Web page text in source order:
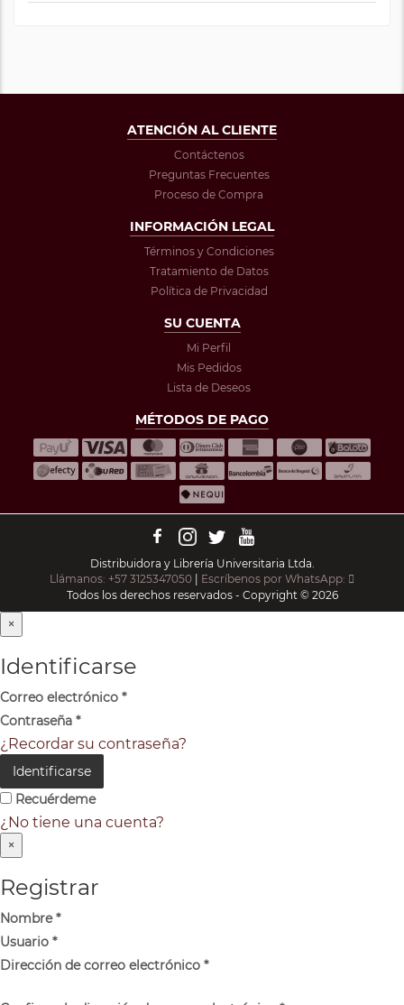
ATENCIÓN AL CLIENTE
Contáctenos
Preguntas Frecuentes
Proceso de Compra
INFORMACIÓN LEGAL
Términos y Condiciones
Tratamiento de Datos
Política de Privacidad
SU CUENTA
Mi Perfil
Mis Pedidos
Lista de Deseos
MÉTODOS DE PAGO
Distribuidora y Librería Universitaria Ltda.
Llámanos: +57 3125347050
Escríbenos por WhatsApp:
Todos los derechos reservados - Copyright © 2026
×
Identificarse
Correo electrónico *
Contraseña *
¿Recordar su contraseña?
Identificarse
Recuérdeme
¿No tiene una cuenta?
×
Registrar
Nombre*
Usuario *
Dirección de correo electrónico *